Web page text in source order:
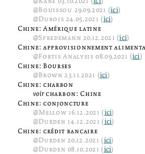
@Bouissou 29.09.2021 (ici)
@Dubois24.05.2021 (ici)
Chine: Amérique latine
@Spredemann 20.12.2021 (ici)
Chine: approvisionnement
@Fortis Analysis 08.09.2021 (ici)
Chine: Bourses
@Brown23.11.2021 (ici)
Chine: charbon
voircharbon: Chine
Chine: conjoncture
@Mellow 16.12.2021 (ici)
@Durden 14.12.2021 (ici)
Chine: crédit bancaire
@Durden20.12.2021 (ici)
@Durden 08.10.2021 (ici)